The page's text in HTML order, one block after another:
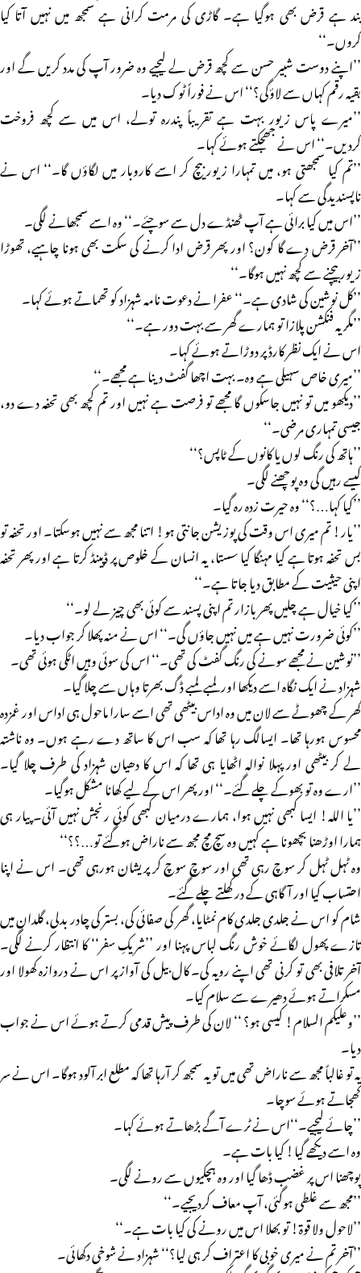
بند ہے قرض بھی ہوگیا ہے۔ گاڑی کی مرمت کرانی ہے سمجھ میں نہیں آتا کیا
کروں۔‘‘
’’اپنے دوست شبیر حسن سے کچھ قرض لے لیجیے وہ ضرور آپ کی مدد کریں گے اور
بقیہ رقم کہاں سے لاؤگی؟‘‘ اس نے فوراً ٹوک دیا۔
’’میرے پاس زیور بہت ہے تقریباً پندرہ تولے، اس میں سے کچھ فروخت
کردیں۔‘‘ اس نے جھجکتے ہوئے کہا۔
’’تم کیا سمجھتی ہو، میں تمہارا زیور بیچ کر اسے کاروبار میں لگاؤں گا۔‘‘ اس نے
ناپسندیدگی سے کہا۔
’’اس میں کیا برائی ہے آپ ٹھنڈے دل سے سوچئے۔‘‘ وہ اسے سمجھانے لگی۔
’’آخر قرض دے گا کون؟ اور پھر قرض ادا کرنے کی سکت بھی ہونا چاہیے، تھوڑا
زیور بیچنے سے کچھ نہیں ہوگا۔‘‘
’’کل نوشین کی شادی ہے۔‘‘ عفرا نے دعوت نامہ شہزاد کو تھماتے ہوئے کہا۔
’’مگر یہ فنکشن پلازا تو ہمارے گھر سے بہت دور ہے۔‘‘
اس نے ایک نظر کارڈ پر دوڑاتے ہوئے کہا۔
’’میری خاص سہیلی ہے وہ۔ بہت اچھا گفٹ دینا ہے مجھے۔‘‘
’’دیکھو میں تو نہیں جاسکوں گا مجھے تو فرصت ہے نہیں اور تم کچھ بھی تحفہ دے دو،
جیسی تمہاری مرضی۔‘‘
’’ہاتھ کی رنگ لوں یا کانوں کے ٹاپس؟‘‘
کیسے رہیں گی وہ پوچھنے لگی۔
’’کیا کہا…؟‘‘ وہ حیرت زدہ رہ گیا۔
’’یار! تم میری اس وقت کی پوزیشن جانتی ہو! اتنا مجھ سے نہیں ہوسکتا۔ اور تحفہ تو
بس تحفہ ہوتا ہے کیا مہنگا کیا سستا، یہ انسان کے خلوص پر ڈپینڈ کرتا ہے اور پھر تحفہ
اپنی حیثیت کے مطابق دیا جاتا ہے۔‘‘
’’کیا خیال ہے چلیں پھر بازار تم اپنی پسند سے کوئی بھی چیز لے لو۔‘‘
’’کوئی ضرورت نہیں ہے میں نہیں جاؤں گی۔‘‘ اس نے منہ پھلا کر جواب دیا۔
’’نوشین نے مجھے سونے کی رنگ گفٹ کی تھی۔‘‘ اس کی سوئی وہیں اٹکی ہوئی تھی۔
شہزاد نے ایک نگاہ اسے دیکھا اور لمبے لمبے ڈگ بھرتا وہاں سے چلا گیا۔
گھر کے چھوٹے سے لان میں وہ اداس بیٹھی تھی اسے سارا ماحول ہی اداس اور غمزدہ
محسوس ہورہا تھا۔ ایسالگ رہا تھا کہ سب اس کا ساتھ دے رہے ہوں۔ وہ ناشتہ
لے کر بیٹھی اور پہلا نوالہ اٹھایا ہی تھا کہ اس کا دھیان شہزاد کی طرف چلا گیا۔
’’ارے وہ تو بھوکے چلے گئے۔‘‘ اور پھر اس کے لیے کھانا مشکل ہوگیا۔
’’یا اللہ! ایسا کبھی نہیں ہوا، ہمارے درمیان کبھی کوئی رنجش نہیں آئی۔ پیار ہی
ہمارا اوڑھنا بچھونا ہے کہیں وہ سچ مچ مجھ سے ناراض ہوگئے تو…؟؟‘‘
وہ ٹہل ٹہل کر سوچ رہی تھی اور سوچ سوچ کر پریشان ہورہی تھی۔ اس نے اپنا
احتساب کیا اور آگاہی کے در کھلتے چلے گئے۔
شام کو اس نے جلدی جلدی کام نمٹایا، گھر کی صفائی کی، بستر کی چادر بدلی، گلدان میں
تازے پھول لگائے خوش رنگ لباس پہنا اور ’’شریکِ سفر‘‘ کا انتظار کرنے لگی۔
آخر تلافی بھی تو کرنی تھی اپنے رویہ کی۔ کال بیل کی آواز پر اس نے دروازہ کھولا اور
مسکراتے ہوئے دھیرے سے سلام کیا۔
’’وعلیکم السلام! کیسی ہو؟ ‘‘ لان کی طرف پیش قدمی کرتے ہوئے اس نے جواب
دیا۔
یہ تو غالباً مجھ سے ناراض تھی میں تو یہ سمجھ کر آرہا تھا کہ مطلع ابر آلود ہوگا۔ اس نے سر
کھجاتے ہوئے سوچا۔
’’چائے لیجیے۔‘‘اس نے ٹرے آگے بڑھاتے ہوئے کہا۔
وہ اسے دیکھے گیا! کیا بات ہے۔
پوچھنا اس پر غضب ڈھا گیا اور وہ ہچکیوں سے رونے لگی۔
’’مجھ سے غلطی ہوگئی، آپ معاف کردیجیے۔‘‘
’’لاحول ولا قوۃ! تو بھلا اس میں رونے کی کیا بات ہے۔‘‘
’’آخر تم نے میری خوبی کا اعتراف کر ہی لیا؟‘‘ شہزاد نے شوخی دکھائی۔